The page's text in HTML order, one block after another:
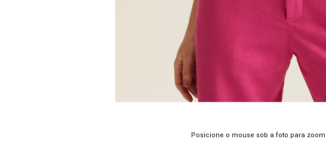
Posicione o mouse sob a foto para zoom